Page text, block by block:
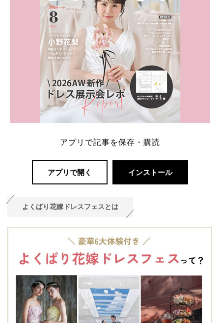
アプリで記事を保存・購読
アプリで開く インストール
よくばり花嫁ドレスフェスとは